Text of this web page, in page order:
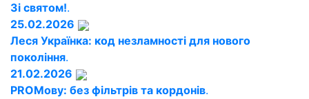
Зі святом!.
25.02.2026
Леся Українка: код незламності для нового
покоління.
21.02.2026
PROМову: без фільтрів та кордонів.